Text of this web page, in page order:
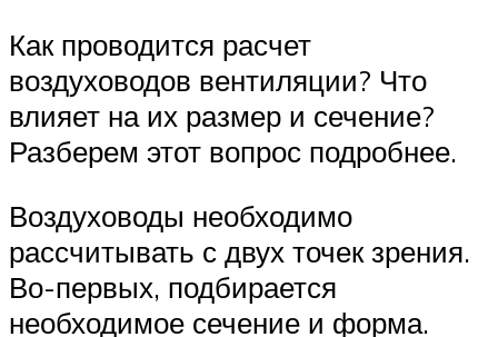
Как проводится расчет
воздуховодов вентиляции? Что
влияет на их размер и сечение?
Разберем этот вопрос подробнее.
Воздуховоды необходимо
рассчитывать с двух точек зрения.
Во-первых, подбирается
необходимое сечение и форма.